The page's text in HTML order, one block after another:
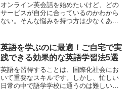
オンライン英会話を始めたいけど、どの
サービスが自分に合っているのかわから
ない。そんな悩みを持つ方は少なくあり
す。本記事では、初心者向けオンライン
英会話サービスの中から、始...
英語を学ぶのに最適！ご自宅で実
践できる効果的な英語学習法5選
英語を習得することは、国際化社会にお
いて重要なスキルです。しかし、忙しい
日常の中で語学学校に通うのは難しいで